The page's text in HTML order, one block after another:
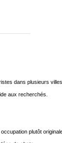
dans plusieurs
aux recherchés.
plutôt